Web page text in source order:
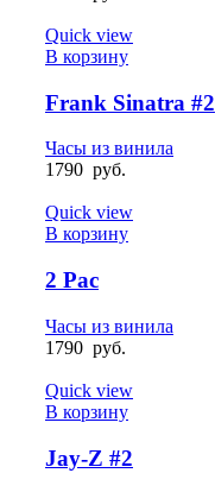
Quick view
В корзину
Frank Sinatra #2
Часы из винила
1790 руб.
Quick view
В корзину
2 Pac
Часы из винила
1790 руб.
Quick view
В корзину
Jay-Z #2